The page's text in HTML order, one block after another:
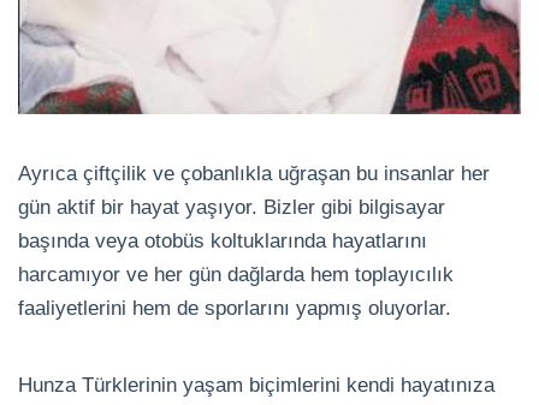
Ayrıca çiftçilik ve çobanlıkla uğraşan bu insanlar her
gün aktif bir hayat yaşıyor. Bizler gibi bilgisayar
başında veya otobüs koltuklarında hayatlarını
harcamıyor ve her gün dağlarda hem toplayıcılık
faaliyetlerini hem de sporlarını yapmış oluyorlar.
Hunza Türklerinin yaşam biçimlerini kendi hayatınıza